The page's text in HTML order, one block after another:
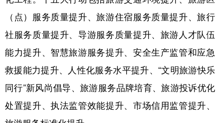
多语种频道
English Español Français عربى
Русский язык 日本語 한국어
Deutsch Português
（点）服务质量提升、旅游住宿服务质量提升、旅行
社服务质量提升、导游服务质量提升、旅游人才队伍
能力提升、智慧旅游服务提升、安全生产监管和应急
救援能力提升、人性化服务水平提升、“文明旅游快乐
同行”新风尚倡导、旅游服务品牌培育、旅游投诉优化
处置提升、执法监管效能提升、市场信用监管提升、